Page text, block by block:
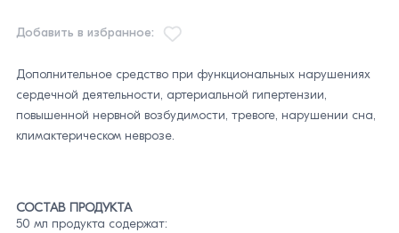
Добавить в избранное:
Дополнительное средство при функциональных нарушениях
сердечной деятельности, артериальной гипертензии,
повышенной нервной возбудимости, тревоге, нарушении сна,
климактерическом неврозе.
СОСТАВ ПРОДУКТА
50 мл продукта содержат: